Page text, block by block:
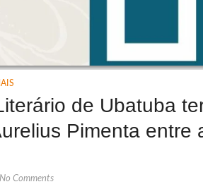
de Ubatuba
Pimenta
No Comments